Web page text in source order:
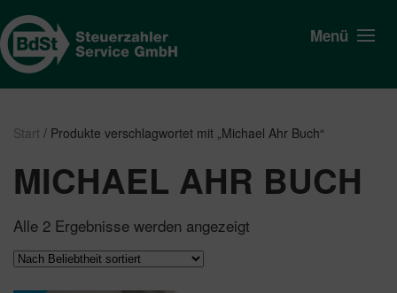
Menü
Start / Produkte verschlagwortet mit „Michael Ahr Buch“
MICHAEL AHR BUCH
Alle 2 Ergebnisse werden angezeigt